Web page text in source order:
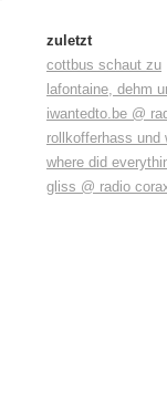
zuletzt
cottbus schaut zu
lafontaine, dehm
iwantedto.be @
rollkofferhass und
where did
gliss @ radio